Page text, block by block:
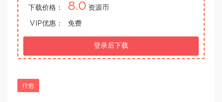
下载价格： 8.0 资源币
VIP优惠： 免费
登录后下载
疗愈